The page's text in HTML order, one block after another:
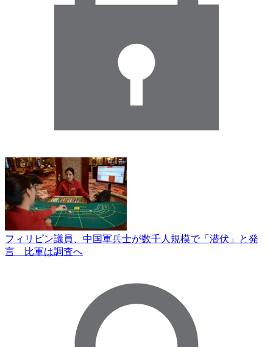
フィリピン議員、中国軍兵士が数千人規模で「潜伏」と発
言 比軍は調査へ